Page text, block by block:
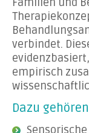
verbindet.
empirisch
Dazu